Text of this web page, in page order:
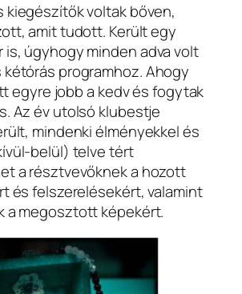
kiegészítők voltak bőven,
amit tudott. Került egy
is, úgyhogy minden adva volt
programhoz. Ahogy
egyre jobb a kedv és fogytak
Az év utolsó klubestje
mindenki élményekkel és
belül) telve tért
a résztvevőknek a hozott
és felszerelésekért, valamint
a megosztott képekért.